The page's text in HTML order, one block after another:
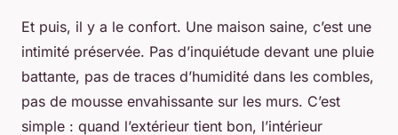
Et puis, il y a le confort. Une maison saine, c’est une
intimité préservée. Pas d’inquiétude devant une pluie
battante, pas de traces d’humidité dans les combles,
pas de mousse envahissante sur les murs. C’est
simple : quand l’extérieur tient bon, l’intérieur